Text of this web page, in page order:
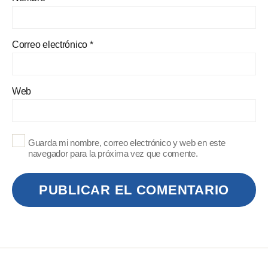
Correo electrónico *
Web
Guarda mi nombre, correo electrónico y web en este
navegador para la próxima vez que comente.